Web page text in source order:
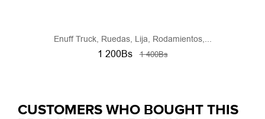
Enuff Truck, Ruedas, Lija, Rodamientos,...
1 200Bs 1 400Bs
CUSTOMERS WHO BOUGHT THIS